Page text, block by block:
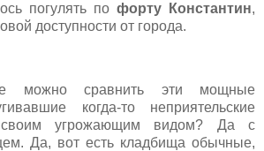
погулять по форту Константин,
доступности от города.
сравнить эти мощные
когда-то неприятельские
угрожающим видом? Да с
Да, вот есть кладбища обычные,